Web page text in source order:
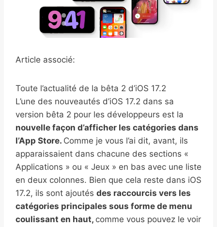
Article associé:
Toute l’actualité de la bêta 2 d’iOS 17.2
L’une des nouveautés d’iOS 17.2 dans sa
version bêta 2 pour les développeurs est la
nouvelle façon d’afficher les catégories dans
l’App Store. Comme je vous l’ai dit, avant, ils
apparaissaient dans chacune des sections «
Applications » ou « Jeux » en bas avec une liste
en deux colonnes. Bien que cela reste dans iOS
17.2, ils sont ajoutés des raccourcis vers les
catégories principales sous forme de menu
coulissant en haut, comme vous pouvez le voir